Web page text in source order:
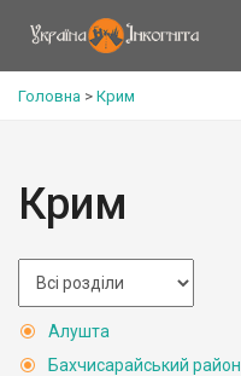
Головна > Крим
Крим
Алушта
Бахчисарайський район